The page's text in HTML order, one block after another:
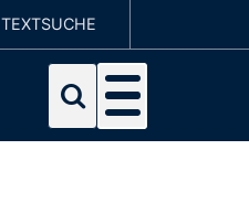
TEXTSUCHE